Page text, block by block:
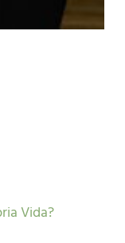
Vida?